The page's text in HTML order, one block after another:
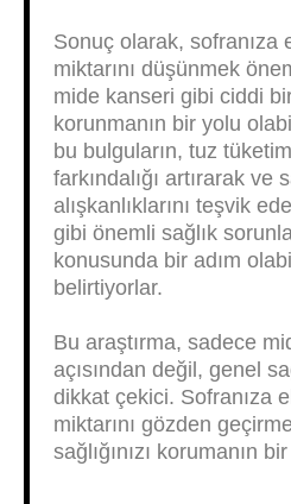
Sonuç olarak, sofranıza
miktarını düşünmek
mide kanseri gibi ciddi
korunmanın bir yolu
bu bulguların, tuz
farkındalığı artırarak ve
alışkanlıklarını teşvik
gibi önemli sağlık
konusunda bir adım
belirtiyorlar.
Bu araştırma, sadece
açısından değil, genel
dikkat çekici. Sofranıza
miktarını gözden
sağlığınızı korumanın